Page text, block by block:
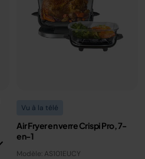
Vu à la télé
Air Fryer en verre Crispi Pro, 7-
en-1
Modèle: AS101EUCY